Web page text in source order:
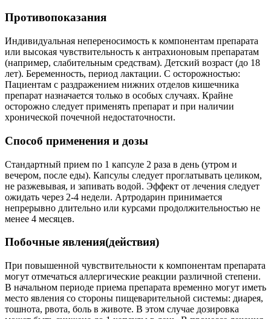
Противопоказания
Индивидуальная непереносимость к компонентам препарата
или высокая чувствительность к антрахионовым препаратам
(например, слабительным средствам). Детский возраст (до 18
лет). Беременность, период лактации. С осторожностью:
Пациентам с раздражением нижних отделов кишечника
препарат назначается только в особых случаях. Крайне
осторожно следует применять препарат и при наличии
хронической почечной недостаточности.
Способ применения и дозы
Стандартный прием по 1 капсуле 2 раза в день (утром и
вечером, после еды). Капсулы следует проглатывать целиком,
не разжевывая, и запивать водой. Эффект от лечения следует
ожидать через 2-4 недели. Артродарин принимается
непрерывно длительно или курсами продолжительностью не
менее 4 месяцев.
Побочные явления(действия)
При повышенной чувствительности к компонентам препарата
могут отмечаться аллергические реакции различной степени.
В начальном периоде приема препарата временно могут иметь
место явления со стороны пищеварительной системы: диарея,
тошнота, рвота, боль в животе. В этом случае дозировка